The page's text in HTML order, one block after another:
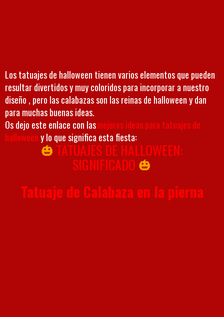
Los tatuajes de halloween tienen varios elementos que pueden
resultar divertidos y muy coloridos para incorporar a nuestro
diseño , pero las calabazas son las reinas de halloween y dan
para muchas buenas ideas.
Os dejo este enlace con lasmejores ideas para tatuajes de
halloweeny lo que significa esta fiesta:
🎃 TATUAJES DE HALLOWEEN:
SIGNIFICADO 🎃
Tatuaje de Calabaza en la pierna